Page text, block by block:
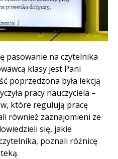
pasowanie na czytelnika
klasy jest Pani
poprzedzona była lekcją
pracy nauczyciela –
które regulują pracę
również zaznajomieni ze
się, jakie
poznali różnicę